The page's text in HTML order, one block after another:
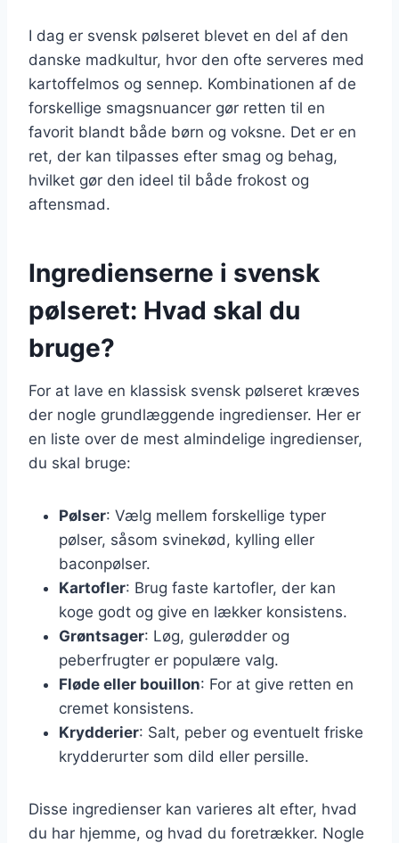
I dag er svensk pølseret blevet en del af den
danske madkultur, hvor den ofte serveres med
kartoffelmos og sennep. Kombinationen af de
forskellige smagsnuancer gør retten til en
favorit blandt både børn og voksne. Det er en
ret, der kan tilpasses efter smag og behag,
hvilket gør den ideel til både frokost og
aftensmad.
Ingredienserne i svensk
pølseret: Hvad skal du
bruge?
For at lave en klassisk svensk pølseret kræves
der nogle grundlæggende ingredienser. Her er
en liste over de mest almindelige ingredienser,
du skal bruge:
Pølser: Vælg mellem forskellige typer
pølser, såsom svinekød, kylling eller
baconpølser.
Kartofler: Brug faste kartofler, der kan
koge godt og give en lækker konsistens.
Grøntsager: Løg, gulerødder og
peberfrugter er populære valg.
Fløde eller bouillon: For at give retten en
cremet konsistens.
Krydderier: Salt, peber og eventuelt friske
krydderurter som dild eller persille.
Disse ingredienser kan varieres alt efter, hvad
du har hjemme, og hvad du foretrækker. Nogle